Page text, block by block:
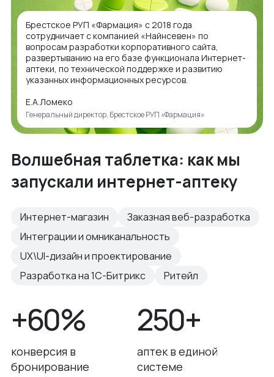
Брестское РУП «Фармация» с 2018 года
сотрудничает с компанией «Найнсевен» по
вопросам разработки корпоративного сайта,
развертыванию на его базе функционала Интернет-
аптеки, по технической поддержке и развитию
указанных информационных ресурсов.
Е.А.Ломеко
Генеральный директор, Брестское РУП «Фармация»
Волшебная таблетка: как мы
запускали интернет-аптеку
Интернет-магазин
Заказная веб-разработка
Интеграции и омниканальность
UX\UI-дизайн и проектирование
Разработка на 1С-Битрикс
Ритейл
+60%
конверсия в
бронирование
250+
аптек в единой
системе